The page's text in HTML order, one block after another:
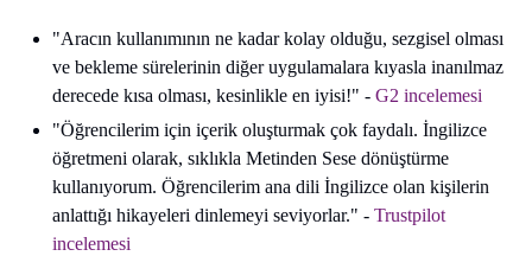
"Aracın kullanımının ne kadar kolay olduğu, sezgisel olması
ve bekleme sürelerinin diğer uygulamalara kıyasla inanılmaz
derecede kısa olması, kesinlikle en iyisi!" - G2 incelemesi
"Öğrencilerim için içerik oluşturmak çok faydalı. İngilizce
öğretmeni olarak, sıklıkla Metinden Sese dönüştürme
kullanıyorum. Öğrencilerim ana dili İngilizce olan kişilerin
anlattığı hikayeleri dinlemeyi seviyorlar." - Trustpilot
incelemesi